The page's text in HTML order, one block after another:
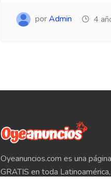
porAdmin 4
Oyeanuncios.com es una
GRATIS en toda